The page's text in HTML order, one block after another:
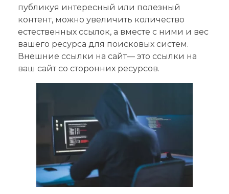
публикуя интересный или полезный
контент, можно увеличить количество
естественных ссылок, а вместе с ними и вес
вашего ресурса для поисковых систем.
Внешние ссылки на сайт— это ссылки на
ваш сайт со сторонних ресурсов.